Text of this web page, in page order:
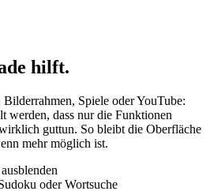
hilft.
Spiele oder YouTube:
werden, dass nur die Funktionen
guttun. So bleibt die Oberfläche
mehr möglich ist.
oder Wortsuche